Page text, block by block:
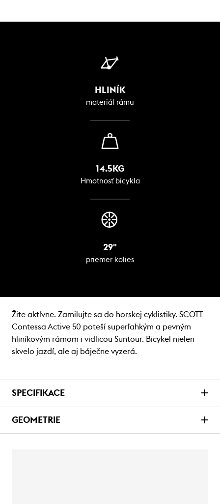
HLINÍK
materiál rámu
14.5KG
Hmotnosť bicykla
29"
priemer kolies
Žite aktívne. Zamilujte sa do horskej cyklistiky. SCOTT
Contessa Active 50 poteší superľahkým a pevným
hliníkovým rámom i vidlicou Suntour. Bicykel nielen
skvelo jazdí, ale aj báječne vyzerá.
SPECIFIKACE
GEOMETRIE